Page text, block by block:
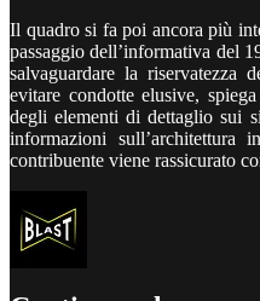
Il quadro si fa poi ancora più
passaggio dell’informativa del
salvaguardare la riservatezza
evitare condotte elusive,
degli elementi di dettaglio sui
informazioni sull’architettura
contribuente viene rassicurato